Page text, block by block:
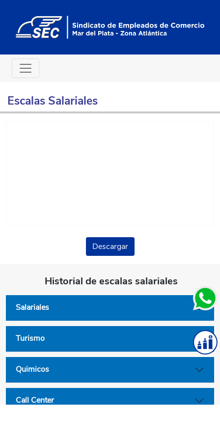
Escalas Salariales
Descargar
Historial de escalas salariales
Salariales
Turismo
Quimicos
Call Center